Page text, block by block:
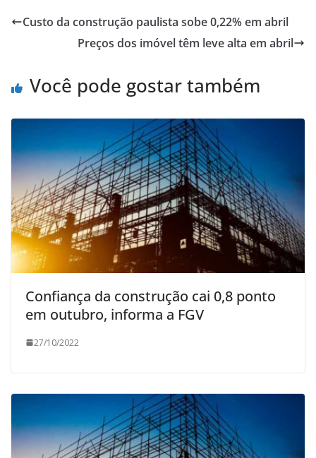
Custo da construção paulista sobe 0,22% em abril
Preços dos imóvel têm leve alta em abril
Você pode gostar também
Confiança da construção cai 0,8 ponto
em outubro, informa a FGV
27/10/2022